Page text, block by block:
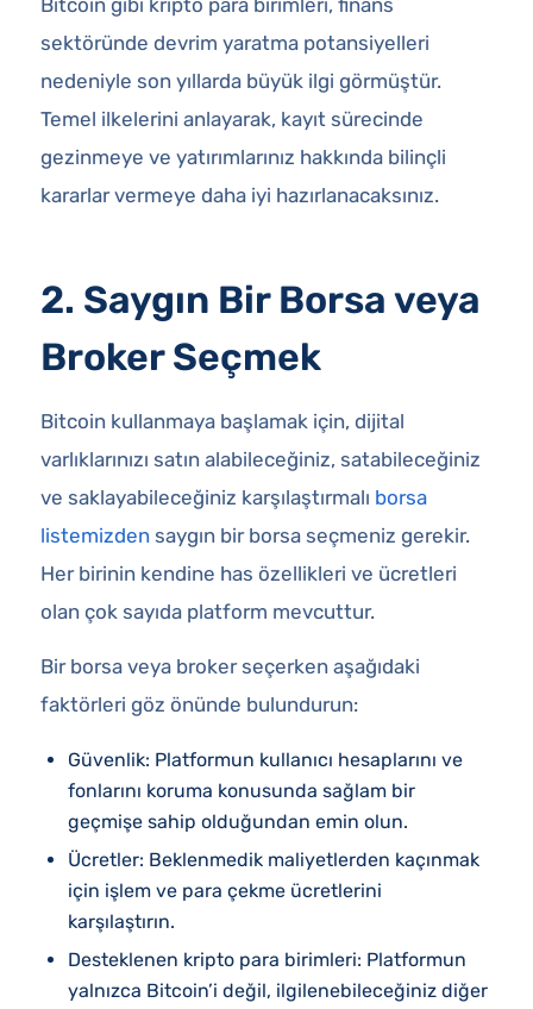
sektöründe devrim yaratma potansiyelleri
nedeniyle son yıllarda büyük ilgi görmüştür.
Temel ilkelerini anlayarak, kayıt sürecinde
gezinmeye ve yatırımlarınız hakkında bilinçli
kararlar vermeye daha iyi hazırlanacaksınız.
2. Saygın Bir Borsa veya
Broker Seçmek
Bitcoin kullanmaya başlamak için, dijital
varlıklarınızı satın alabileceğiniz, satabileceğiniz
ve saklayabileceğiniz karşılaştırmalı borsa
listemizdensaygın bir borsa seçmeniz gerekir.
Her birinin kendine has özellikleri ve ücretleri
olan çok sayıda platform mevcuttur.
Bir borsa veya broker seçerken aşağıdaki
faktörleri göz önünde bulundurun:
Güvenlik: Platformun kullanıcı hesaplarını ve
fonlarını koruma konusunda sağlam bir
geçmişe sahip olduğundan emin olun.
Ücretler: Beklenmedik maliyetlerden kaçınmak
için işlem ve para çekme ücretlerini
karşılaştırın.
Desteklenen kripto para birimleri: Platformun
yalnızca Bitcoin’i değil, ilgilenebileceğiniz diğer